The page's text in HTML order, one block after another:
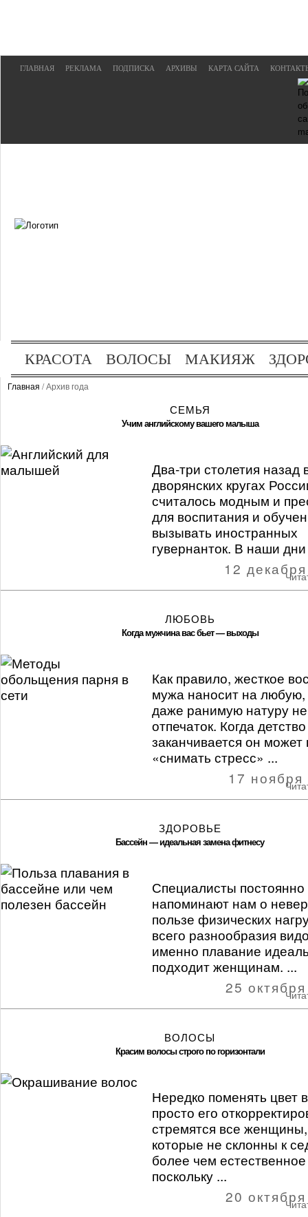
ГЛАВНАЯ РЕКЛАМА ПОДПИСКА АРХИВЫ КАРТА САЙТА
КРАСОТА ВОЛОСЫ МАКИЯЖ
ОТДЫХ
Главная / Архив года
СЕМЬЯ
Учим английскому вашего малыша
Два-три столетия назад
дворянских кругах
считалось модным и
для воспитания и
вызывать иностранных
гувернанток. В наши
12 декабря
ЛЮБОВЬ
Когда мужчина вас бьет — выходы
Как правило, жесткое
мужа наносит на любую,
даже ранимую натуру
отпечаток. Когда детство
заканчивается он может
«снимать стресс» ...
17 ноября
ЗДОРОВЬЕ
Бассейн — идеальная замена фитнесу
Специалисты постоянно
напоминают нам о
пользе физических
всего разнообразия
именно плавание
подходит женщинам. ...
25 октября
ВОЛОСЫ
Красим волосы строго по горизонтали
Нередко поменять цвет
просто его
стремятся все
которые не склонны к
более чем
поскольку ...
20 октября